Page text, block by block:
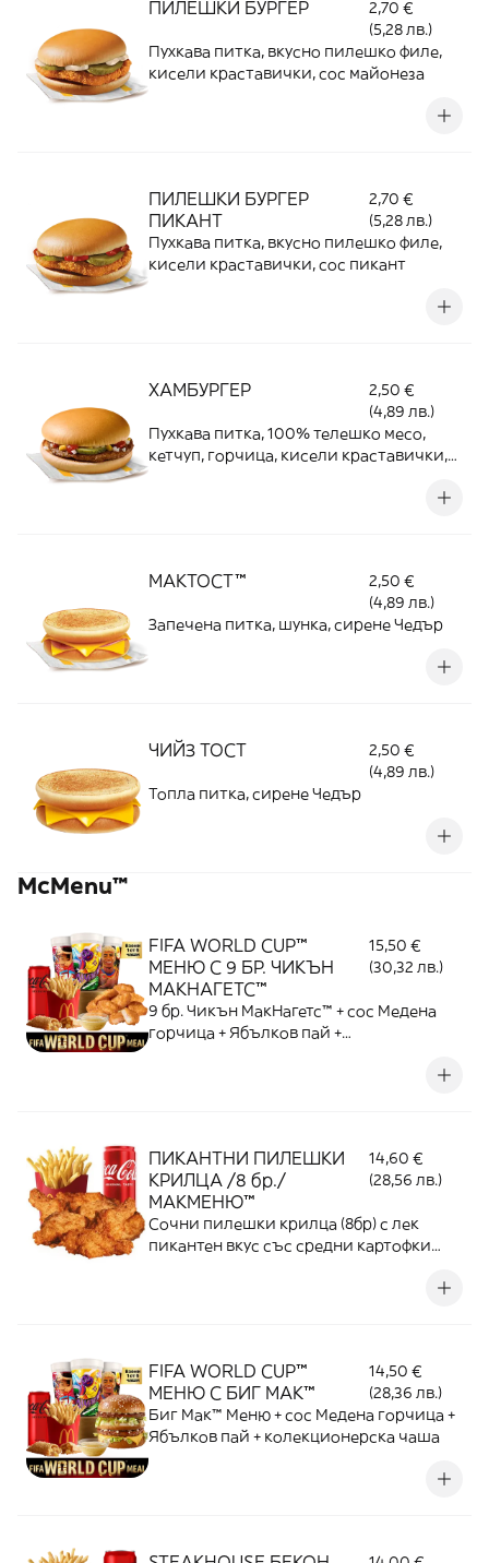
ПИЛЕШКИ БУРГЕР
2,70 €
(5,28 лв.)
Пухкава питка, вкусно пилешко филе,
кисели краставички, сос майонеза
ПИЛЕШКИ БУРГЕР
ПИКАНТ
2,70 €
(5,28 лв.)
Пухкава питка, вкусно пилешко филе,
кисели краставички, сос пикант
ХАМБУРГЕР
2,50 €
(4,89 лв.)
Пухкава питка, 100% телешко месо,
кетчуп, горчица, кисели краставички,
МАКТОСТ™
2,50 €
(4,89 лв.)
Запечена питка, шунка, сирене Чедър
ЧИЙЗ ТОСТ
2,50 €
(4,89 лв.)
Топла питка, сирене Чедър
McMenu™
FIFA WORLD CUP™
МЕНЮ С 9 БР. ЧИКЪН
МАКНАГЕТС™
15,50 €
(30,32 лв.)
9 бр. Чикън МакНагетс™ + сос Медена
горчица + Ябълков пай +
ПИКАНТНИ ПИЛЕШКИ
КРИЛЦА /8 бр./
МАКМЕНЮ™
14,60 €
(28,56 лв.)
Сочни пилешки крилца (8бр) с лек
пикантен вкус със средни картофки
FIFA WORLD CUP™
МЕНЮ С БИГ МАК™
14,50 €
(28,36 лв.)
Биг Мак™ Меню + сос Медена горчица +
Ябълков пай + колекционерска чаша